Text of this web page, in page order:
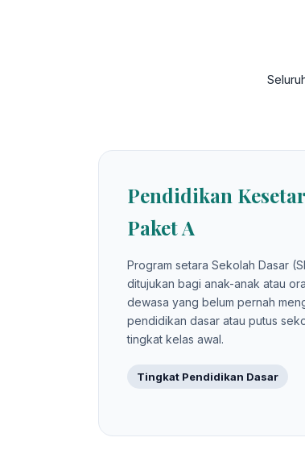
Pendidikan
Paket A
Program setara Sekolah Dasar
ditujukan bagi anak-anak atau
dewasa yang belum pernah
pendidikan dasar atau putus
tingkat kelas awal.
Tingkat Pendidikan Dasar